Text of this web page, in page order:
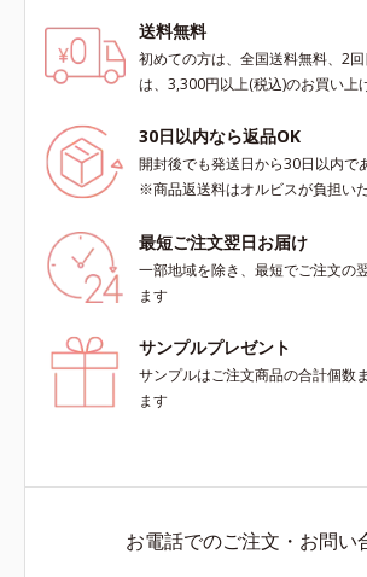
送料無料
初めての方は、全国送料無料、2
は、3,300円以上(税込)のお買い上
30日以内なら返品OK
開封後でも発送日から30日以内で
※商品返送料はオルビスが負担い
最短ご注文翌日お届け
一部地域を除き、最短でご注文の
ます
サンプルプレゼント
サンプルはご注文商品の合計個数
ます
お電話でのご注文・お問い